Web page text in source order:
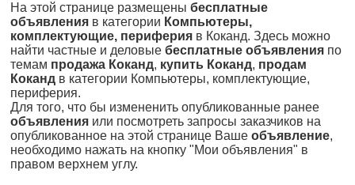
На этой странице размещены бесплатные
объявления в категории Компьютеры,
комплектующие, периферия в Коканд. Здесь можно
найти частные и деловые бесплатные объявления по
темам продажа Коканд, купить Коканд, продам
Коканд в категории Компьютеры, комплектующие,
периферия.
Для того, что бы измененить опубликованные ранее
объявления или посмотреть запросы заказчиков на
опубликованное на этой странице Ваше объявление,
необходимо нажать на кнопку "Мои объявления" в
правом верхнем углу.